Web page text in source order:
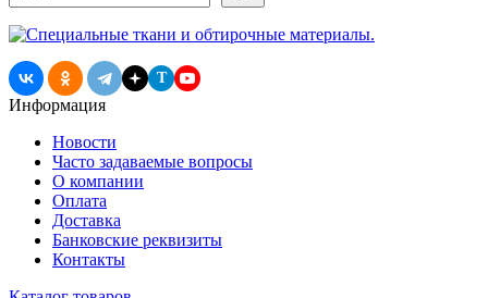
T
Информация
Новости
Часто задаваемые вопросы
О компании
Оплата
Доставка
Банковские реквизиты
Контакты